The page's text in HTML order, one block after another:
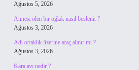
Ağustos 5, 2026
Annesi ölen bir oğlak nasıl beslenir ?
Ağustos 3, 2026
Adi ortaklık üzerine araç alınır mı ?
Ağustos 3, 2026
Kara avı nedir ?